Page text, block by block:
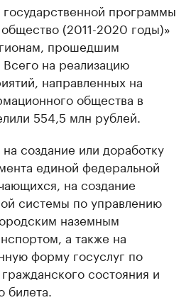
программы
(2011-2020 годы)»
прошедшим
на реализацию
направленных на
общества в
554,5 млн рублей.
создание или доработку
единой федеральной
на создание
системы по управлению
наземным
а также на
форму госуслуг по
состояния и
билета.